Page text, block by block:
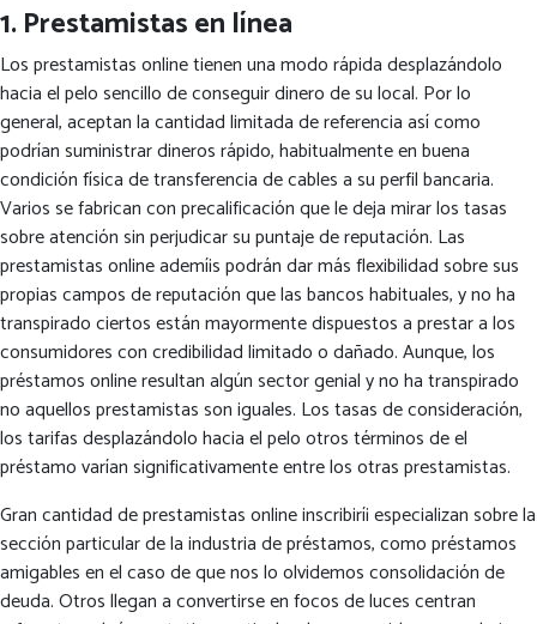
1. Prestamistas en línea
Los prestamistas online tienen una modo rápida desplazándolo
hacia el pelo sencillo de conseguir dinero de su local. Por lo
general, aceptan la cantidad limitada de referencia así­ como
podrían suministrar dineros rápido, habitualmente en buena
condición física de transferencia de cables a su perfil bancaria.
Varios se fabrican con precalificación que le deja mirar los tasas
sobre atención sin perjudicar su puntaje de reputación. Las
prestamistas online ademí¡s podrán dar más flexibilidad sobre sus
propias campos de reputación que las bancos habituales, y no ha
transpirado ciertos están mayormente dispuestos a prestar a los
consumidores con credibilidad limitado o dañado. Aunque, los
préstamos online resultan algún sector genial y no ha transpirado
no aquellos prestamistas son iguales. Los tasas de consideración,
los tarifas desplazándolo hacia el pelo otros términos de el
préstamo varían significativamente entre los otras prestamistas.
Gran cantidad de prestamistas online inscribirí¡ especializan sobre la
sección particular de la industria de préstamos, como préstamos
amigables en el caso de que nos lo olvidemos consolidación de
deuda. Otros llegan a convertirse en focos de luces centran